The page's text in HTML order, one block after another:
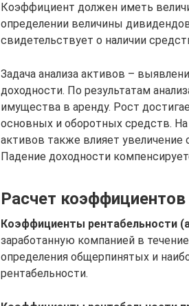
Коэффициент должен иметь
определении величины
свидетельствует о наличии
Задача анализа активов –
доходности. По результатам
имущества в аренду. Рост
основных и оборотных средств.
активов также влияет увеличение
Падение доходности
Расчет коэффициентов
Коэффициенты рентабельности
заработанную компанией в
определения общерпинятых и
рентабельности.